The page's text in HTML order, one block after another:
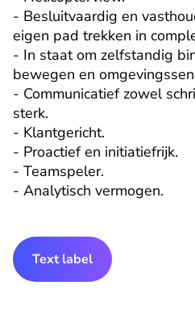
- Besluitvaardig en
eigen pad trekken in
- In staat om zelfstandig
bewegen en
- Communicatief zowel
sterk.
- Klantgericht.
- Proactief en initiatiefrijk.
- Teamspeler.
- Analytisch vermogen.
Text label